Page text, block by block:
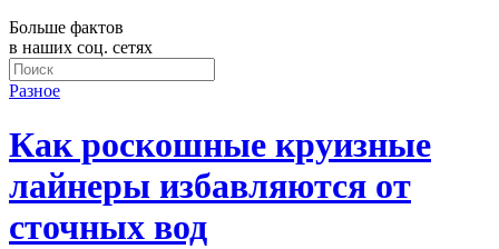
Больше фактов
в наших соц. сетях
Разное
Как роскошные круизные
лайнеры избавляются от
сточных вод